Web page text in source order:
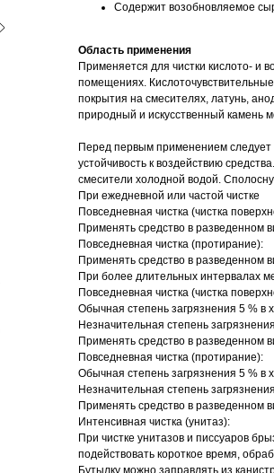
Содержит возобновляемое
Область применения
Применяется для чистки кислото- и
помещениях.
покрытия на смесителях, латунь,
природный и искусственный камень
Перед первым применением
устойчивость к воздействию
смесители холодной водой.
При ежедневной или частой чистке
Повседневная чистка (чистка
Применять средство в разведенном
Повседневная чистка (протирание):
Применять средство в разведенном
При более длительных интервалах
Повседневная чистка (чистка
Обычная степень загрязнения 5 % в
Незначительная степень загрязнения
Применять средство в разведенном
Повседневная чистка (протирание):
Обычная степень загрязнения 5 % в
Незначительная степень загрязнения
Применять средство в разведенном
Интенсивная чистка (унитаз):
При чистке унитазов и писсуаров
подействовать короткое время,